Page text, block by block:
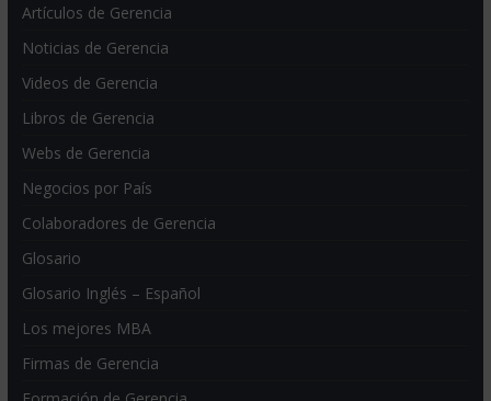
Artículos de Gerencia
Noticias de Gerencia
Videos de Gerencia
Libros de Gerencia
Webs de Gerencia
Negocios por País
Colaboradores de Gerencia
Glosario
Glosario Inglés – Español
Los mejores MBA
Firmas de Gerencia